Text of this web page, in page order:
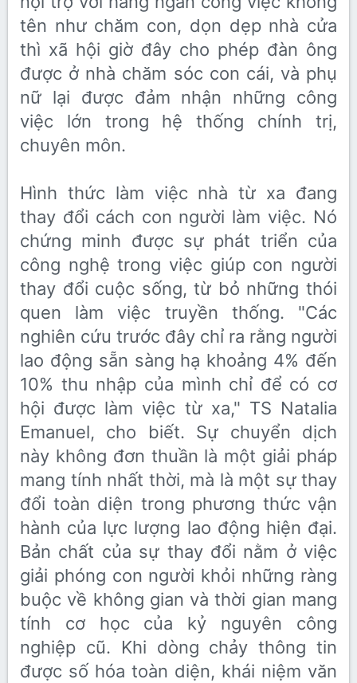
tên như chăm con, dọn dẹp nhà cửa
thì xã hội giờ đây cho phép đàn ông
được ở nhà chăm sóc con cái, và phụ
nữ lại được đảm nhận những công
việc lớn trong hệ thống chính trị,
chuyên môn.
Hình thức làm việc nhà từ xa đang
thay đổi cách con người làm việc. Nó
chứng minh được sự phát triển của
công nghệ trong việc giúp con người
thay đổi cuộc sống, từ bỏ những thói
quen làm việc truyền thống. "Các
nghiên cứu trước đây chỉ ra rằng người
lao động sẵn sàng hạ khoảng 4% đến
10% thu nhập của mình chỉ để có cơ
hội được làm việc từ xa," TS Natalia
Emanuel, cho biết. Sự chuyển dịch
này không đơn thuần là một giải pháp
mang tính nhất thời, mà là một sự thay
đổi toàn diện trong phương thức vận
hành của lực lượng lao động hiện đại.
Bản chất của sự thay đổi nằm ở việc
giải phóng con người khỏi những ràng
buộc về không gian và thời gian mang
tính cơ học của kỷ nguyên công
nghiệp cũ. Khi dòng chảy thông tin
được số hóa toàn diện, khái niệm văn